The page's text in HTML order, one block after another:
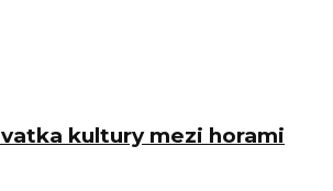
kultury mezi horami